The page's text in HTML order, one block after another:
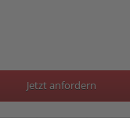
Jetzt anfordern